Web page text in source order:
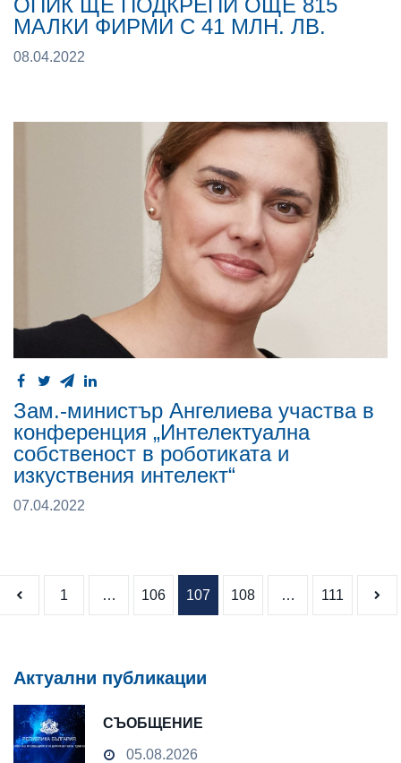
ОПИК ЩЕ ПОДКРЕПИ ОЩЕ 815
МАЛКИ ФИРМИ С 41 МЛН. ЛВ.
08.04.2022
Зам.-министър Ангелиева участва в
конференция „Интелектуална
собственост в роботиката и
изкуствения интелект“
07.04.2022
1 … 106 107 108 … 111
Актуални публикации
СЪОБЩЕНИЕ
05.08.2026